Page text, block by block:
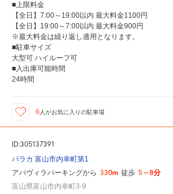
■上限料金
【全日】7:00～19:00以内 最大料金1100円
【全日】19:00～7:00以内 最大料金900円
※最大料金は繰り返し適用となります。
■駐車サイズ
大型可 ハイルーフ可
■入出庫可能時間
24時間
6 人がお気に入りの駐車場
ID:305137391
パラカ 富山市内幸町第1
アパヴィラパーキングから 330m 徒歩 5～8分
富山県富山市内幸町3-9